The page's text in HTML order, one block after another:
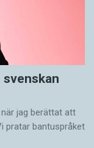
svenskan
när jag berättat att
pratar bantuspråket